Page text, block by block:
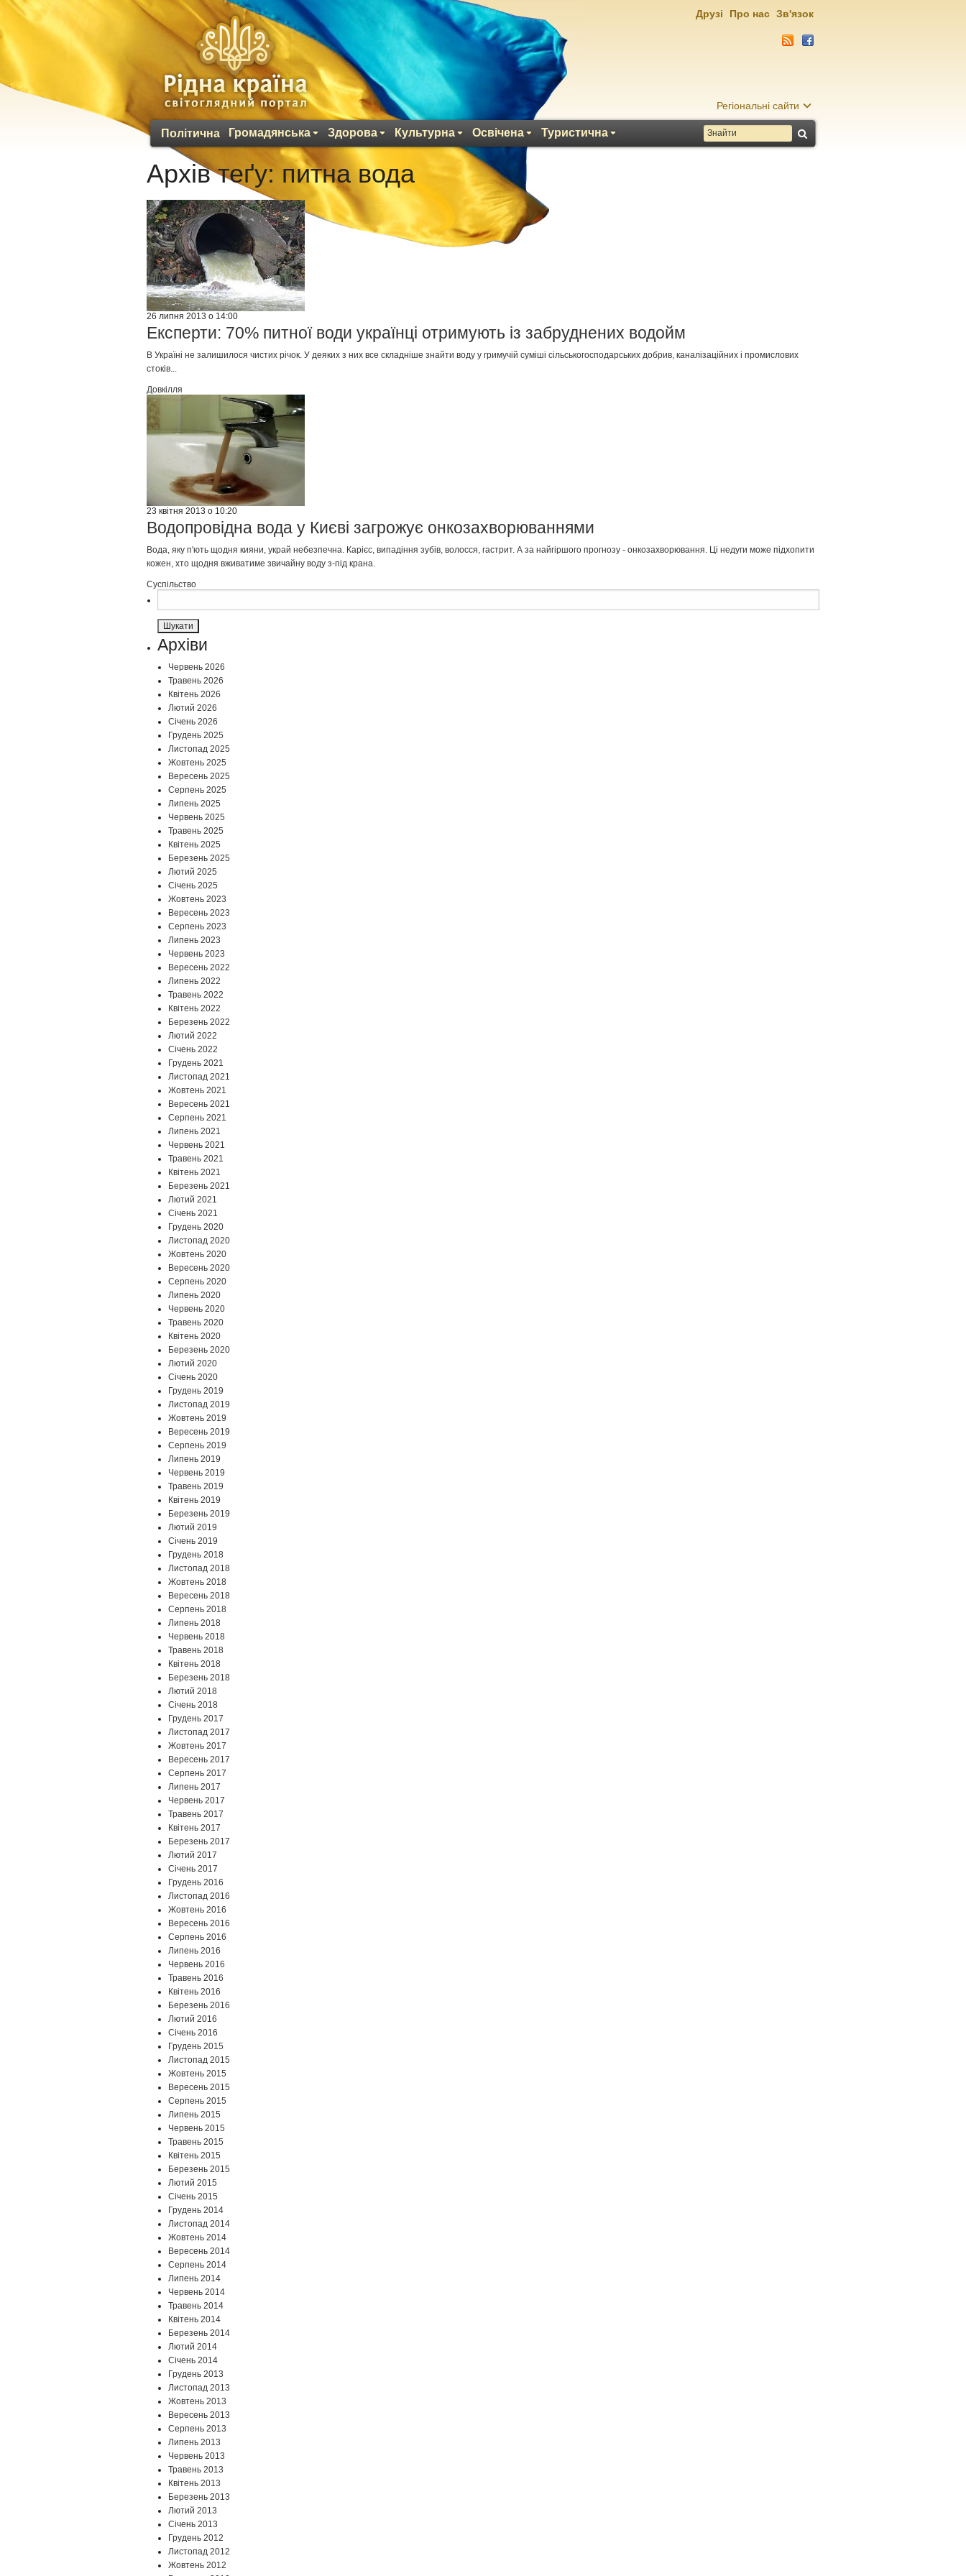
Регіональні сайти
Політична Громадянська Здорова Культурна Освічена Туристична
Друзі Про нас Зв'язок
Архів теґу: питна вода
26 липня 2013 о 14:00
Експерти: 70% питної води українці отримують із забруднених водойм
В Україні не залишилося чистих річок. У деяких з них все складніше знайти воду у гримучій суміші сільськогосподарських добрив, каналізаційних і промислових
стоків...
Довкілля
23 квітня 2013 о 10:20
Водопровідна вода у Києві загрожує онкозахворюваннями
Вода, яку п'ють щодня кияни, украй небезпечна. Карієс, випадіння зубів, волосся, гастрит. А за найгіршого прогнозу - онкозахворювання. Ці недуги може підхопити
кожен, хто щодня вживатиме звичайну воду з-під крана.
Суспільство
Архіви
Червень 2026
Травень 2026
Квітень 2026
Лютий 2026
Січень 2026
Грудень 2025
Листопад 2025
Жовтень 2025
Вересень 2025
Серпень 2025
Липень 2025
Червень 2025
Травень 2025
Квітень 2025
Березень 2025
Лютий 2025
Січень 2025
Жовтень 2023
Вересень 2023
Серпень 2023
Липень 2023
Червень 2023
Вересень 2022
Липень 2022
Травень 2022
Квітень 2022
Березень 2022
Лютий 2022
Січень 2022
Грудень 2021
Листопад 2021
Жовтень 2021
Вересень 2021
Серпень 2021
Липень 2021
Червень 2021
Травень 2021
Квітень 2021
Березень 2021
Лютий 2021
Січень 2021
Грудень 2020
Листопад 2020
Жовтень 2020
Вересень 2020
Серпень 2020
Липень 2020
Червень 2020
Травень 2020
Квітень 2020
Березень 2020
Лютий 2020
Січень 2020
Грудень 2019
Листопад 2019
Жовтень 2019
Вересень 2019
Серпень 2019
Липень 2019
Червень 2019
Травень 2019
Квітень 2019
Березень 2019
Лютий 2019
Січень 2019
Грудень 2018
Листопад 2018
Жовтень 2018
Вересень 2018
Серпень 2018
Липень 2018
Червень 2018
Травень 2018
Квітень 2018
Березень 2018
Лютий 2018
Січень 2018
Грудень 2017
Листопад 2017
Жовтень 2017
Вересень 2017
Серпень 2017
Липень 2017
Червень 2017
Травень 2017
Квітень 2017
Березень 2017
Лютий 2017
Січень 2017
Грудень 2016
Листопад 2016
Жовтень 2016
Вересень 2016
Серпень 2016
Липень 2016
Червень 2016
Травень 2016
Квітень 2016
Березень 2016
Лютий 2016
Січень 2016
Грудень 2015
Листопад 2015
Жовтень 2015
Вересень 2015
Серпень 2015
Липень 2015
Червень 2015
Травень 2015
Квітень 2015
Березень 2015
Лютий 2015
Січень 2015
Грудень 2014
Листопад 2014
Жовтень 2014
Вересень 2014
Серпень 2014
Липень 2014
Червень 2014
Травень 2014
Квітень 2014
Березень 2014
Лютий 2014
Січень 2014
Грудень 2013
Листопад 2013
Жовтень 2013
Вересень 2013
Серпень 2013
Липень 2013
Червень 2013
Травень 2013
Квітень 2013
Березень 2013
Лютий 2013
Січень 2013
Грудень 2012
Листопад 2012
Жовтень 2012